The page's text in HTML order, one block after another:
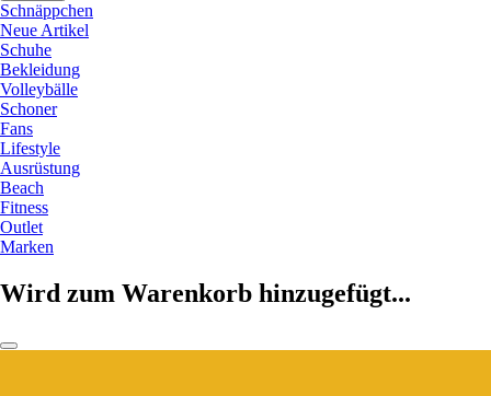
Schnäppchen
Neue Artikel
Schuhe
Bekleidung
Volleybälle
Schoner
Fans
Lifestyle
Ausrüstung
Beach
Fitness
Outlet
Marken
Wird zum Warenkorb hinzugefügt...